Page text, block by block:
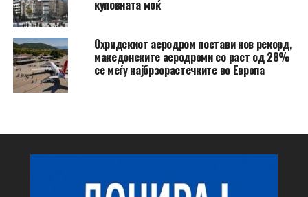
куповната моќ
Охридскиот аеродром постави нов рекорд,
македонските аеродроми со раст од 28%
се меѓу најбрзорастечките во Европа